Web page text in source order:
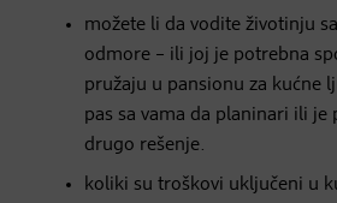
možete li da vodite životinju
odmore – ili joj je potrebna
pružaju u pansionu za kućne
pas sa vama da planinari ili je
drugo rešenje.
koliki su troškovi uključeni u